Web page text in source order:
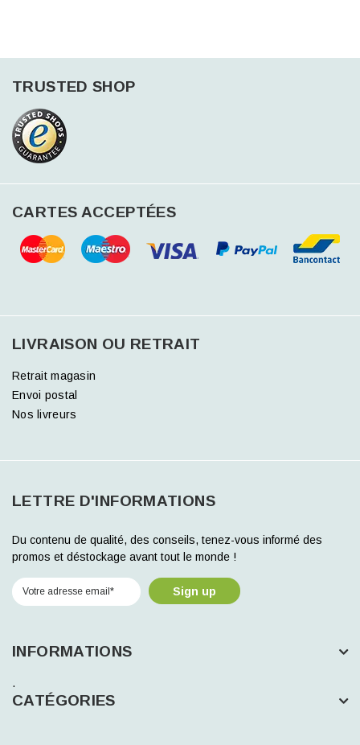
TRUSTED SHOP
CARTES ACCEPTÉES
LIVRAISON OU RETRAIT
Retrait magasin
Envoi postal
Nos livreurs
LETTRE D'INFORMATIONS
Du contenu de qualité, des conseils, tenez-vous informé des
promos et déstockage avant tout le monde !
Sign up
INFORMATIONS
.
CATÉGORIES